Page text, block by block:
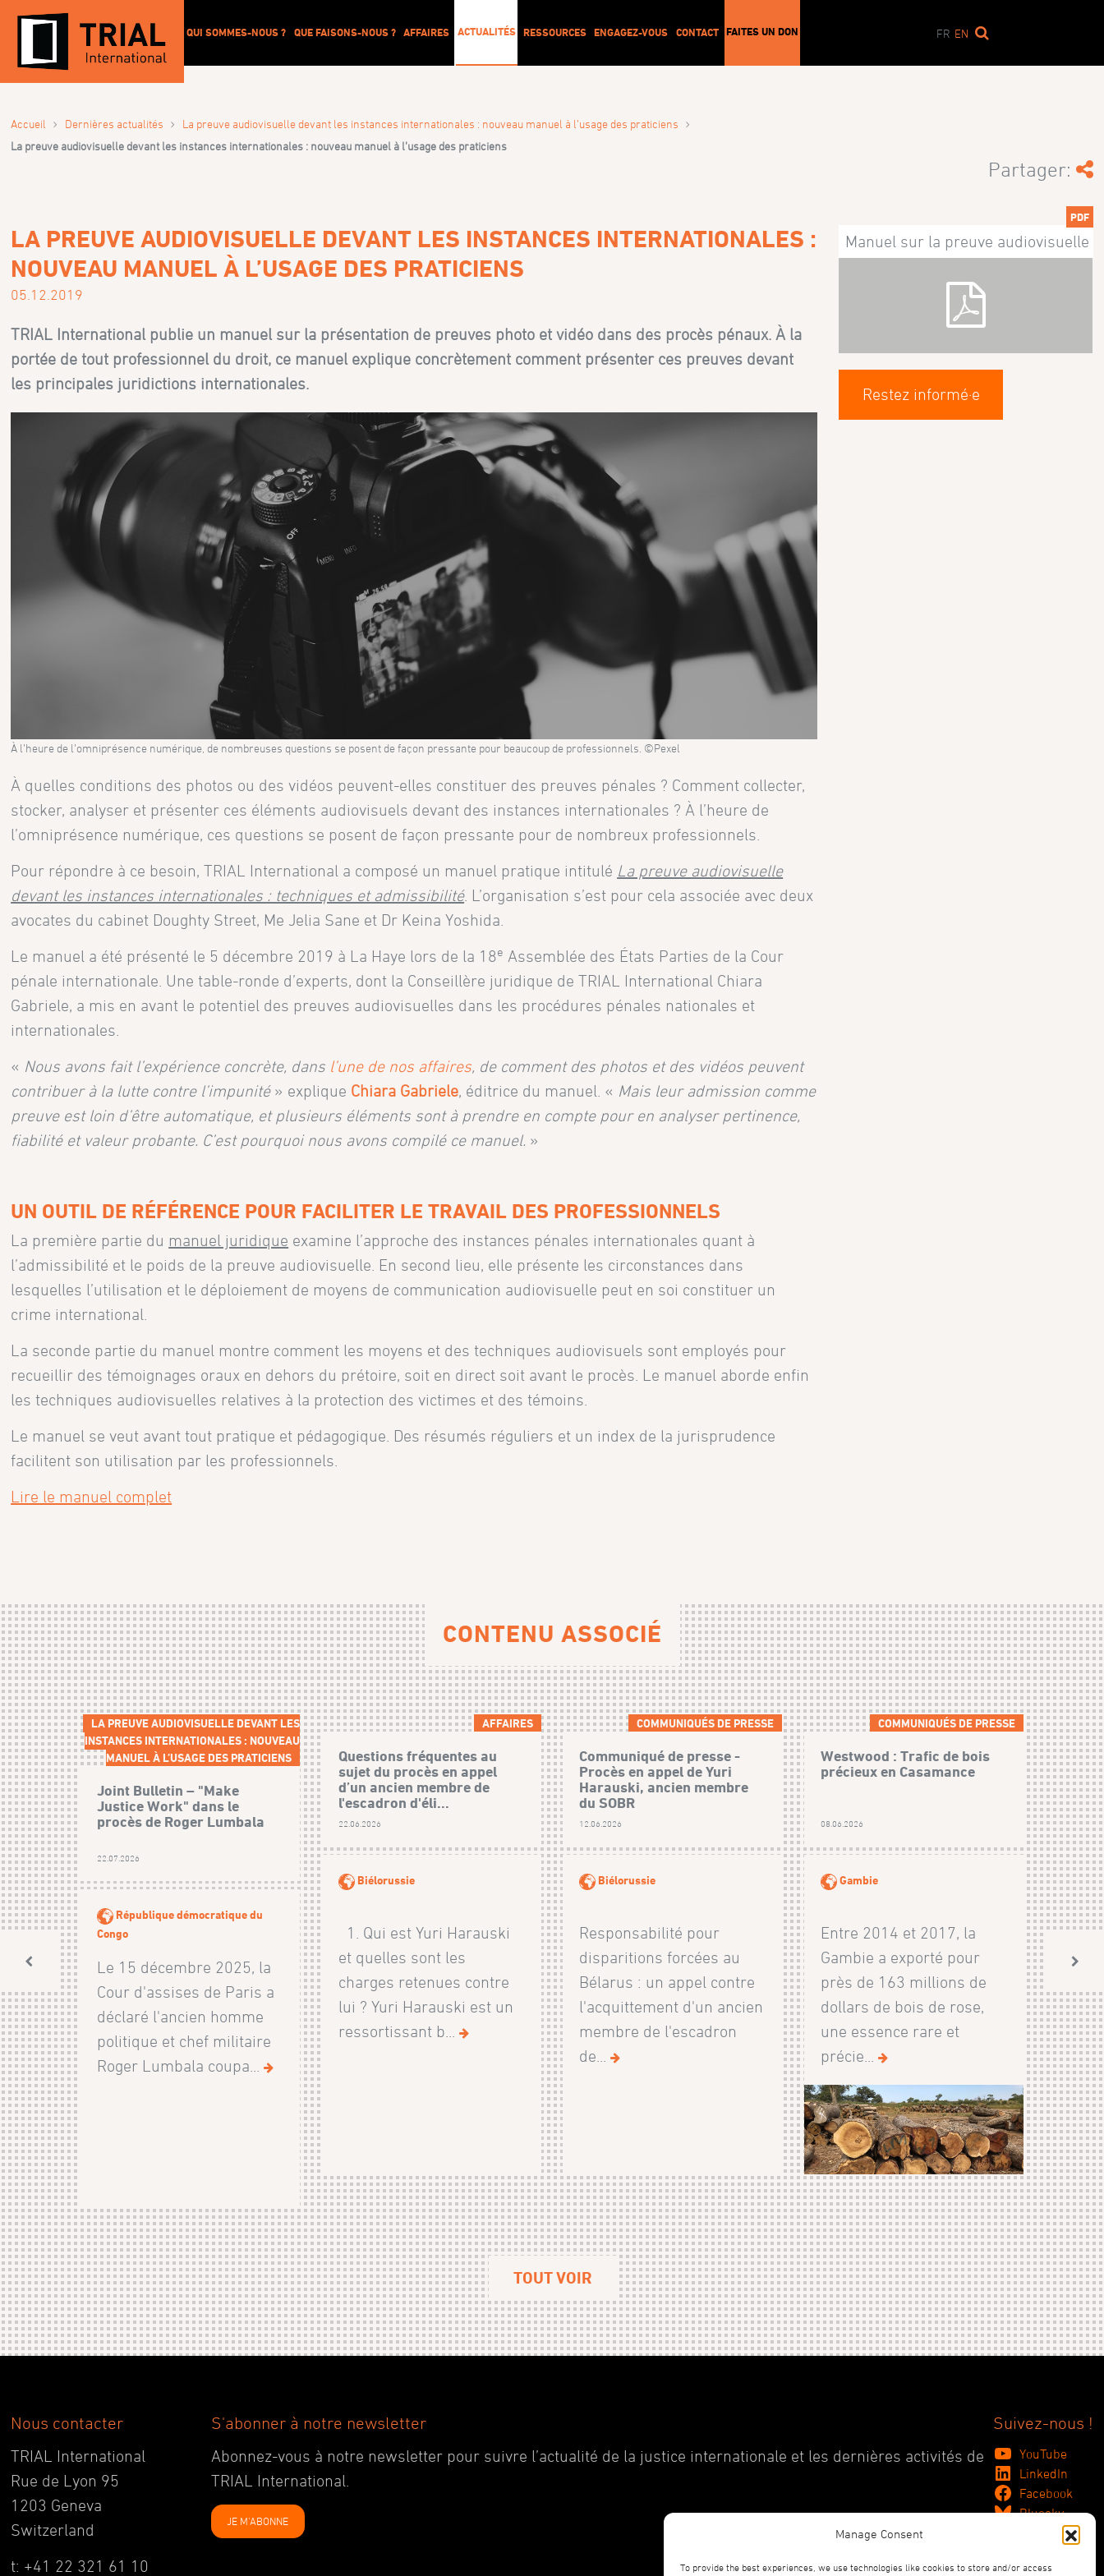
Manage Consent
To provide the best experiences, we use technologies like cookies to store and/or access
QUI SOMMES-NOUS ? QUE FAISONS-NOUS ? AFFAIRES ACTUALITÉS RESSOURCES ENGAGEZ-VOUS CONTACT FAITES UN DON FR EN
Accueil › Dernières actualités › La preuve audiovisuelle devant les instances internationales : nouveau manuel à l’usage des praticiens ›
La preuve audiovisuelle devant les instances internationales : nouveau manuel à l’usage des praticiens
Partager:
LA PREUVE AUDIOVISUELLE DEVANT LES INSTANCES INTERNATIONALES :
NOUVEAU MANUEL À L’USAGE DES PRATICIENS
05.12.2019
TRIAL International publie un manuel sur la présentation de preuves photo et vidéo dans des procès pénaux. À la
portée de tout professionnel du droit, ce manuel explique concrètement comment présenter ces preuves devant
les principales juridictions internationales.
À l’heure de l’omniprésence numérique, de nombreuses questions se posent de façon pressante pour beaucoup de professionnels. ©Pexel
À quelles conditions des photos ou des vidéos peuvent-elles constituer des preuves pénales ? Comment collecter,
stocker, analyser et présenter ces éléments audiovisuels devant des instances internationales ? À l’heure de
l’omniprésence numérique, ces questions se posent de façon pressante pour de nombreux professionnels.
Pour répondre à ce besoin, TRIAL International a composé un manuel pratique intitulé La preuve audiovisuelle
devant les instances internationales : techniques et admissibilité. L’organisation s’est pour cela associée avec deux
avocates du cabinet Doughty Street, Me Jelia Sane et Dr Keina Yoshida.
Le manuel a été présenté le 5 décembre 2019 à La Haye lors de la 18e Assemblée des États Parties de la Cour
pénale internationale. Une table-ronde d’experts, dont la Conseillère juridique de TRIAL International Chiara
Gabriele, a mis en avant le potentiel des preuves audiovisuelles dans les procédures pénales nationales et
internationales.
« Nous avons fait l’expérience concrète, dans l’une de nos affaires, de comment des photos et des vidéos peuvent
contribuer à la lutte contre l’impunité» explique Chiara Gabriele, éditrice du manuel. « Mais leur admission comme
preuve est loin d’être automatique, et plusieurs éléments sont à prendre en compte pour en analyser pertinence,
fiabilité et valeur probante. C’est pourquoi nous avons compilé ce manuel. »
UN OUTIL DE RÉFÉRENCE POUR FACILITER LE TRAVAIL DES PROFESSIONNELS
La première partie du manuel juridique examine l’approche des instances pénales internationales quant à
l’admissibilité et le poids de la preuve audiovisuelle. En second lieu, elle présente les circonstances dans
lesquelles l’utilisation et le déploiement de moyens de communication audiovisuelle peut en soi constituer un
crime international.
La seconde partie du manuel montre comment les moyens et des techniques audiovisuels sont employés pour
recueillir des témoignages oraux en dehors du prétoire, soit en direct soit avant le procès. Le manuel aborde enfin
les techniques audiovisuelles relatives à la protection des victimes et des témoins.
Le manuel se veut avant tout pratique et pédagogique. Des résumés réguliers et un index de la jurisprudence
facilitent son utilisation par les professionnels.
Lire le manuel complet
PDF
Manuel sur la preuve audiovisuelle
Restez informé·e
CONTENU ASSOCIÉ
LA PREUVE AUDIOVISUELLE DEVANT LES
INSTANCES INTERNATIONALES : NOUVEAU
MANUEL À L’USAGE DES PRATICIENS
Joint Bulletin – "Make
Justice Work" dans le
procès de Roger Lumbala
22.07.2026
République démocratique du
Congo
Le 15 décembre 2025, la
Cour d'assises de Paris a
déclaré l'ancien homme
politique et chef militaire
Roger Lumbala coupa...
AFFAIRES
Questions fréquentes au
sujet du procès en appel
d’un ancien membre de
l'escadron d'éli...
22.06.2026
Biélorussie
1. Qui est Yuri Harauski
et quelles sont les
charges retenues contre
lui ? Yuri Harauski est un
ressortissant b...
COMMUNIQUÉS DE PRESSE
Communiqué de presse -
Procès en appel de Yuri
Harauski, ancien membre
du SOBR
12.06.2026
Biélorussie
Responsabilité pour
disparitions forcées au
Bélarus : un appel contre
l'acquittement d'un ancien
membre de l'escadron
de...
COMMUNIQUÉS DE PRESSE
Westwood : Trafic de bois
précieux en Casamance
08.06.2026
Gambie
Entre 2014 et 2017, la
Gambie a exporté pour
près de 163 millions de
dollars de bois de rose,
une essence rare et
précie...
TOUT VOIR
Nous contacter
TRIAL International
Rue de Lyon 95
1203 Geneva
Switzerland
t: +41 22 321 61 10
S'abonner à notre newsletter
Abonnez-vous à notre newsletter pour suivre l’actualité de la justice internationale et les dernières activités de
TRIAL International.
JE M'ABONNE
Suivez-nous !
YouTube
LinkedIn
Facebook
Bluesky